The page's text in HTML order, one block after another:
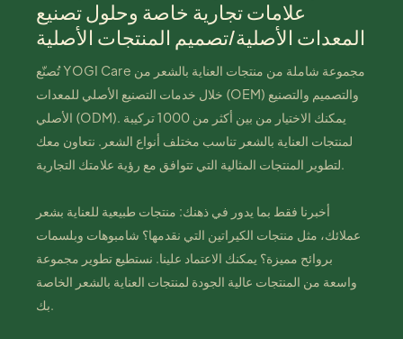
علامات تجارية خاصة وحلول تصنيع
المعدات الأصلية/تصميم المنتجات الأصلية
تُصنّع YOGI Care مجموعة شاملة من منتجات العناية بالشعر من
خلال خدمات التصنيع الأصلي للمعدات (OEM) والتصميم والتصنيع
الأصلي (ODM). يمكنك الاختيار من بين أكثر من 1000 تركيبة
لمنتجات العناية بالشعر تناسب مختلف أنواع الشعر. نتعاون معك
لتطوير المنتجات المثالية التي تتوافق مع رؤية علامتك التجارية.
أخبرنا فقط بما يدور في ذهنك: منتجات طبيعية للعناية بشعر
عملائك، مثل منتجات الكيراتين التي نقدمها؟ شامبوهات وبلسمات
بروائح مميزة؟ يمكنك الاعتماد علينا. نستطيع تطوير مجموعة
واسعة من المنتجات عالية الجودة لمنتجات العناية بالشعر الخاصة
بك.